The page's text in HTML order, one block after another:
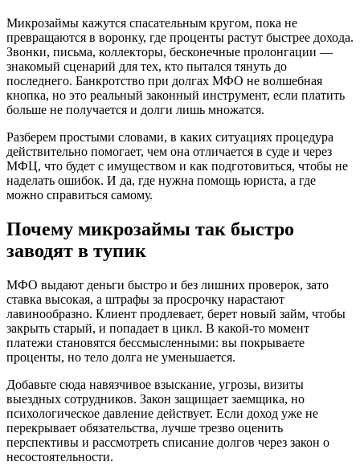
Микрозаймы кажутся спасательным кругом, пока не
превращаются в воронку, где проценты растут быстрее дохода.
Звонки, письма, коллекторы, бесконечные пролонгации —
знакомый сценарий для тех, кто пытался тянуть до
последнего. Банкротство при долгах МФО не волшебная
кнопка, но это реальный законный инструмент, если платить
больше не получается и долги лишь множатся.
Разберем простыми словами, в каких ситуациях процедура
действительно помогает, чем она отличается в суде и через
МФЦ, что будет с имуществом и как подготовиться, чтобы не
наделать ошибок. И да, где нужна помощь юриста, а где
можно справиться самому.
Почему микрозаймы так быстро
заводят в тупик
МФО выдают деньги быстро и без лишних проверок, зато
ставка высокая, а штрафы за просрочку нарастают
лавинообразно. Клиент продлевает, берет новый займ, чтобы
закрыть старый, и попадает в цикл. В какой-то момент
платежи становятся бессмысленными: вы покрываете
проценты, но тело долга не уменьшается.
Добавьте сюда навязчивое взыскание, угрозы, визиты
выездных сотрудников. Закон защищает заемщика, но
психологическое давление действует. Если доход уже не
перекрывает обязательства, лучше трезво оценить
перспективы и рассмотреть списание долгов через закон о
несостоятельности.